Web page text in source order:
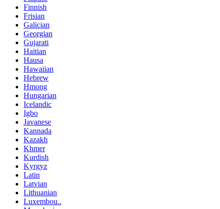
Finnish
Frisian
Galician
Georgian
Gujarati
Haitian
Hausa
Hawaiian
Hebrew
Hmong
Hungarian
Icelandic
Igbo
Javanese
Kannada
Kazakh
Khmer
Kurdish
Kyrgyz
Latin
Latvian
Lithuanian
Luxembou..